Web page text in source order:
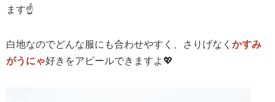
ます☝️
白地なのでどんな服にも合わせやすく、さりげなく かすみ
がうにゃ好きをアピールできますよ💖